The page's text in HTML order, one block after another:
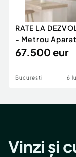
RATE LA
- Metrou
Patriei -
67.500 eur
Bucuresti 6
Vinzi și